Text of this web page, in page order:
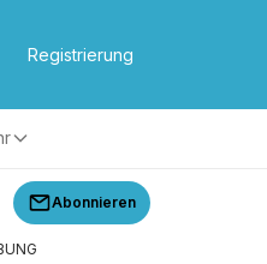
Registrierung
Abonnieren